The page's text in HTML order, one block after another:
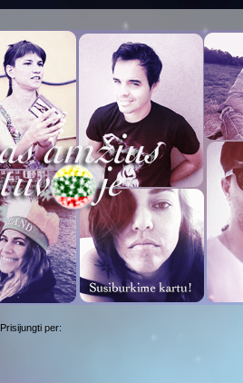
Prisijungti per: